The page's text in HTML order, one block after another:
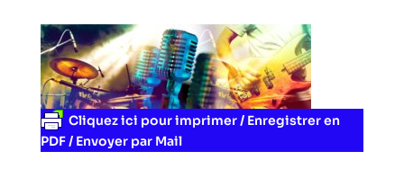
Cliquez ici pour imprimer / Enregistrer en
PDF / Envoyer par Mail